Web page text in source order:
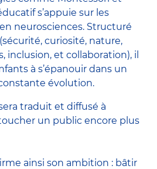
s’appuie sur les
neurosciences. Structuré
curiosité, nature,
inclusion, et collaboration), il
à s’épanouir dans un
évolution.
traduit et diffusé à
un public encore plus
ainsi son ambition : bâtir